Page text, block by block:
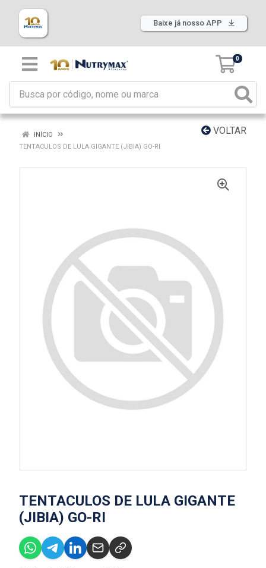
Baixe já nosso APP
0
VOLTAR
INÍCIO
TENTACULOS DE LULA GIGANTE (JIBIA) GO-RI
TENTACULOS DE LULA GIGANTE
(JIBIA) GO-RI